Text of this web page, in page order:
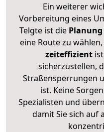
Ein weiterer
Vorbereitung eines
Telgte ist die
eine Route zu
zeiteffizient
sicherzustellen,
Straßensperrungen
ist. Keine
Spezialisten und
damit Sie sich auf